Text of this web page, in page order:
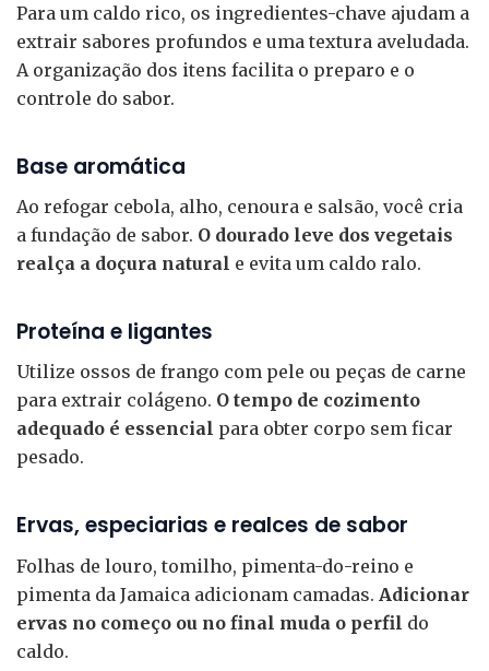
Para um caldo rico, os ingredientes-chave ajudam a
extrair sabores profundos e uma textura aveludada.
A organização dos itens facilita o preparo e o
controle do sabor.
Base aromática
Ao refogar cebola, alho, cenoura e salsão, você cria
a fundação de sabor. O dourado leve dos vegetais
realça a doçura natural e evita um caldo ralo.
Proteína e ligantes
Utilize ossos de frango com pele ou peças de carne
para extrair colágeno. O tempo de cozimento
adequado é essencial para obter corpo sem ficar
pesado.
Ervas, especiarias e realces de sabor
Folhas de louro, tomilho, pimenta-do-reino e
pimenta da Jamaica adicionam camadas. Adicionar
ervas no começo ou no final muda o perfil do
caldo.